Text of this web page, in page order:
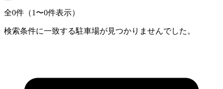
全0件（1〜0件表示）
検索条件に一致する駐車場が見つかりませんでした。